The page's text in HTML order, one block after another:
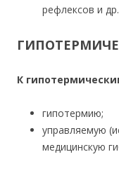
рефлексов и др.
К
гипотермию;
управляемую
медицинскую